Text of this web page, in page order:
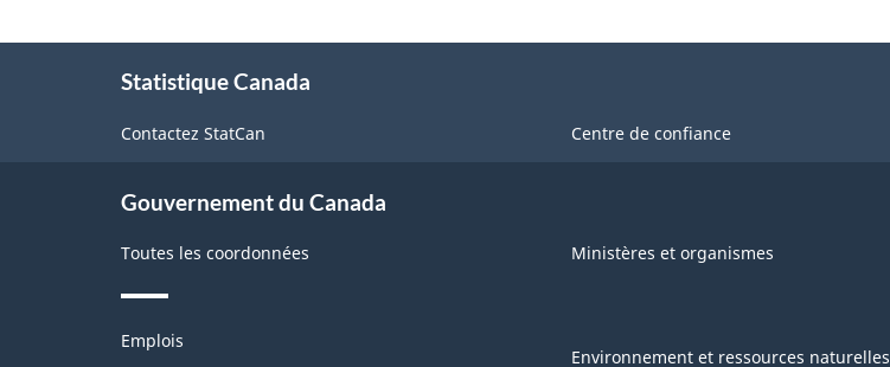
Statistique Canada
Contactez StatCan Centre de confiance
Gouvernement du Canada
Toutes les coordonnées Ministères et organismes
Thèmes
Emplois
Environnement et ressources naturelles